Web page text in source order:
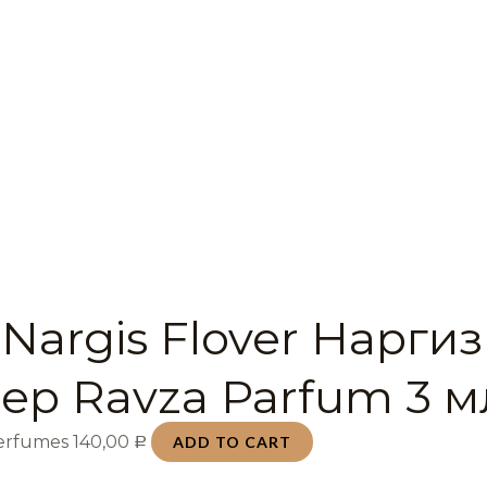
Flover Наргиз
Ravza Parfum 3
140,00 Р ADD TO CART